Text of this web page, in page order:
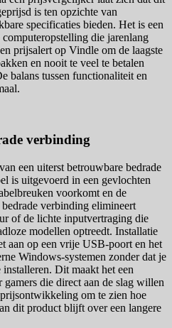
is ten opzichte van
specificaties bieden. Het is een
die jarenlang
prijsalert op Vindle om de laagste
en nooit te veel te betalen
balans tussen functionaliteit en
verbinding
een uiterst betrouwbare bedrade
is uitgevoerd in een gevlochten
voorkomt en de
verbinding elimineert
of de lichte inputvertraging die
modellen optreedt. Installatie
aan op een vrije USB-poort en het
Windows-systemen zonder dat je
Dit maakt het een
die direct aan de slag willen
om te zien hoe
dit product blijft over een langere